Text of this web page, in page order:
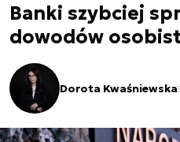
Banki szybciej
dowodów
Dorota Kwaśniewska